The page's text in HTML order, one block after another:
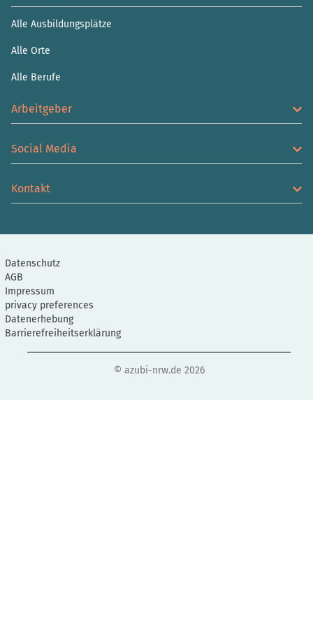
Alle Ausbildungsplätze
Alle Orte
Alle Berufe
Arbeitgeber
Social Media
Kontakt
Datenschutz
AGB
Impressum
privacy preferences
Datenerhebung
Barrierefreiheitserklärung
© azubi-nrw.de 2026